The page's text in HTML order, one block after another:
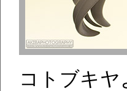
コトブキ